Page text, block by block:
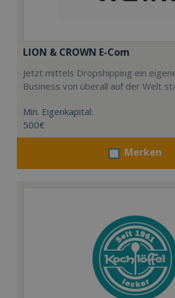
LION & CROWN E-Com
Jetzt mittels Dropshipping ein
Business von überall auf der Welt
Min. Eigenkapital:
500€
Merken